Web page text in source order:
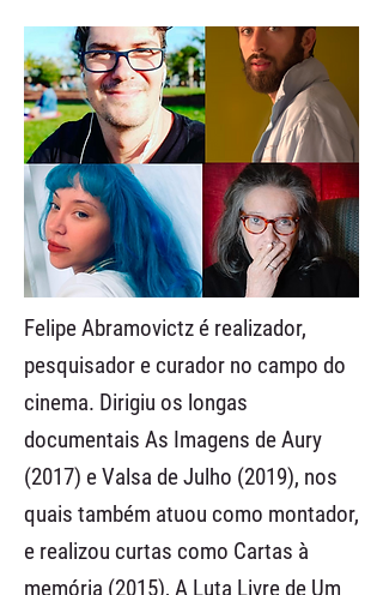
Felipe Abramovictz é realizador,
pesquisador e curador no campo do
cinema. Dirigiu os longas
documentais As Imagens de Aury
(2017) e Valsa de Julho (2019), nos
quais também atuou como montador,
e realizou curtas como Cartas à
memória (2015), A Luta Livre de Um